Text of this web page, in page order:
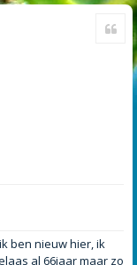
ben nieuw hier, ik
al 66jaar maar zo